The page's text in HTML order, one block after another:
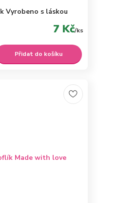
Vyrobeno s láskou
7 Kč/ks
Přidat do košíku